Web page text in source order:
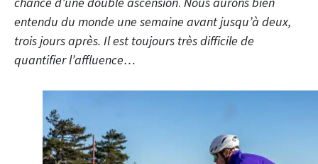
entendu du monde une semaine avant jusqu’à deux,
trois jours après. Il est toujours très difficile de
quantifier l’affluence…